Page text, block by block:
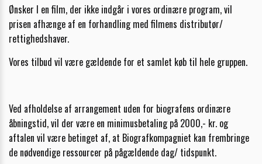
Ønsker I en film, der ikke indgår i vores ordinære program, vil
prisen afhænge af en forhandling med filmens distributør/
rettighedshaver.
Vores tilbud vil være gældende for et samlet køb til hele gruppen.
Ved afholdelse af arrangement uden for biografens ordinære
åbningstid, vil der være en minimusbetaling på 2000,- kr. og
aftalen vil være betinget af, at Biografkompagniet kan frembringe
de nødvendige ressourcer på pågældende dag/ tidspunkt.